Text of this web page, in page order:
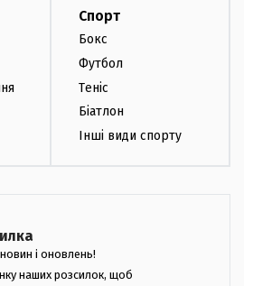
Спорт
Бокс
Футбол
Теніс
Біатлон
Інші види спорту
новин і оновлень!
наших розсилок, щоб